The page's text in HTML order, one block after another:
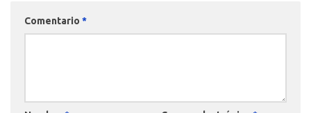
Comentario *